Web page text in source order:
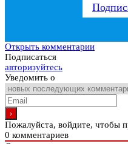
Открыть комментарии
Подписаться
авторизуйтесь
Уведомить о
Пожалуйста, войдите, чтобы
0 комментариев